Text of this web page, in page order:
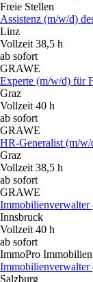
Freie Stellen
Assistenz (m/w/d)
Linz
Vollzeit 38,5 h
ab sofort
GRAWE
Experte (m/w/d) für
Graz
Vollzeit 40 h
ab sofort
GRAWE
HR-Generalist (m/w/
Graz
Vollzeit 38,5 h
ab sofort
GRAWE
Immobilienverwalter
Innsbruck
Vollzeit 40 h
ab sofort
ImmoPro
Immobilienverwalter
Salzburg